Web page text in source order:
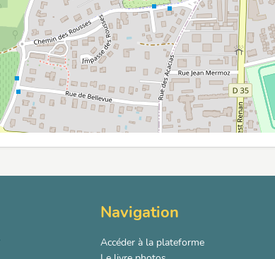
Navigation
Accéder à la plateforme